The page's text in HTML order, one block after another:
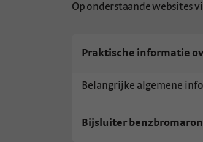
Op onderstaande websites
Praktische informatie
Belangrijke algemene
Bijsluiter benzbromaron